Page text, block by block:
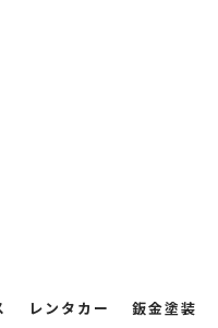
レンタカー 鈑金塗装